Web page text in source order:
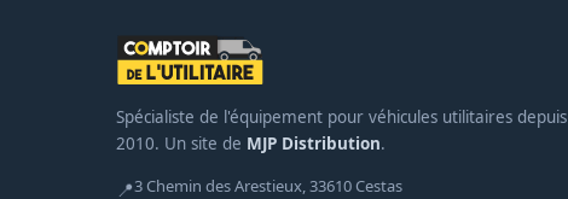
Spécialiste de l'équipement pour véhicules utilitaires depuis
2010. Un site de MJP Distribution.
📍3 Chemin des Arestieux, 33610 Cestas